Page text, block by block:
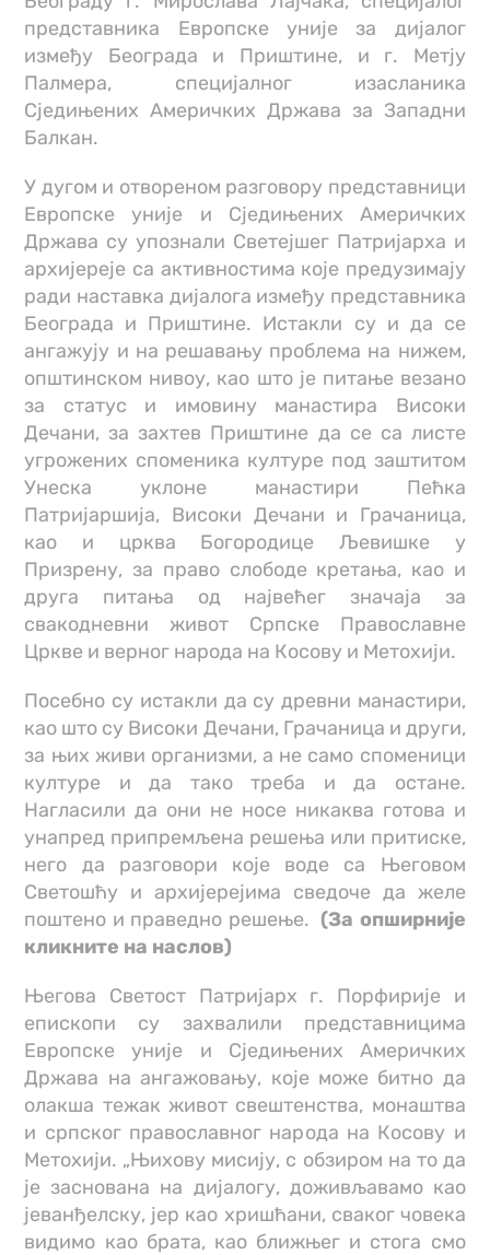
представника Европске уније за дијалог
између Београда и Приштине, и г. Метју
Палмера, специјалног изасланика
Сједињених Америчких Држава за Западни
Балкан.
У дугом и отвореном разговору представници
Европске уније и Сједињених Америчких
Држава су упознали Светејшег Патријарха и
архијереје са активностима које предузимају
ради наставка дијалога између представника
Београда и Приштине. Истакли су и да се
ангажују и на решавању проблема на нижем,
општинском нивоу, као што је питање везано
за статус и имовину манастира Високи
Дечани, за захтев Приштине да се са листе
угрожених споменика културе под заштитом
Унеска уклоне манастири Пећка
Патриjаршиjа, Високи Дечани и Грачаница,
као и црква Богородице Љевишке у
Призрену, за право слободе кретања, као и
друга питања од највећег значаја за
свакодневни живот Српске Православне
Цркве и верног народа на Косову и Метохији.
Посебно су истакли да су древни манастири,
као што су Високи Дечани, Грачаница и други,
за њих живи организми, а не само споменици
културе и да тако треба и да остане.
Нагласили да они не носе никаква готова и
унапред припремљена решења или притиске,
него да разговори које воде са Његовом
Светошћу и архијерејима сведоче да желе
поштено и праведно решење.(За опширније
кликните на наслов)
Његова Светост Патријарх г. Порфирије и
епископи су захвалили представницима
Европске уније и Сједињених Америчких
Држава на ангажовању, које може битно да
олакша тежак живот свештенства, монаштва
и српског православног народа на Косову и
Метохији. „Њихову мисију, с обзиром на то да
је заснована на дијалогу, доживљавамо као
јеванђелску, јер као хришћани, сваког човека
видимо као брата, као ближњег и стога смо